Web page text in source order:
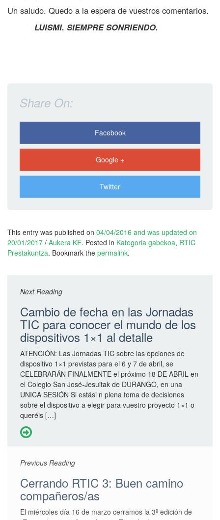
Un saludo. Quedo a la espera de vuestros comentarios.
LUISMI. SIEMPRE SONRIENDO.
Share On:
Facebook
Google +
Twitter
This entry was published on 04/04/2016 and was updated on
20/01/2017 / Aukera KE. Posted in Kategoria gabekoa, RTIC
Prestakuntza. Bookmark the permalink.
Next Reading
Cambio de fecha en las Jornadas
TIC para conocer el mundo de los
dispositivos 1×1 al detalle
ATENCIÓN: Las Jornadas TIC sobre las opciones de
dispositivo 1×1 previstas para el 6 y 7 de abril, se
CELEBRARÁN FINALMENTE el próximo 18 DE ABRIL en
el Colegio San José-Jesuitak de DURANGO, en una
UNICA SESIÓN Si estási n plena toma de decisiones
sobre el dispositivo a elegir para vuestro proyecto 1×1 o
queréis […]
Previous Reading
Cerrando RTIC 3: Buen camino
compañeros/as
El miércoles día 16 de marzo cerramos la 3º edición de